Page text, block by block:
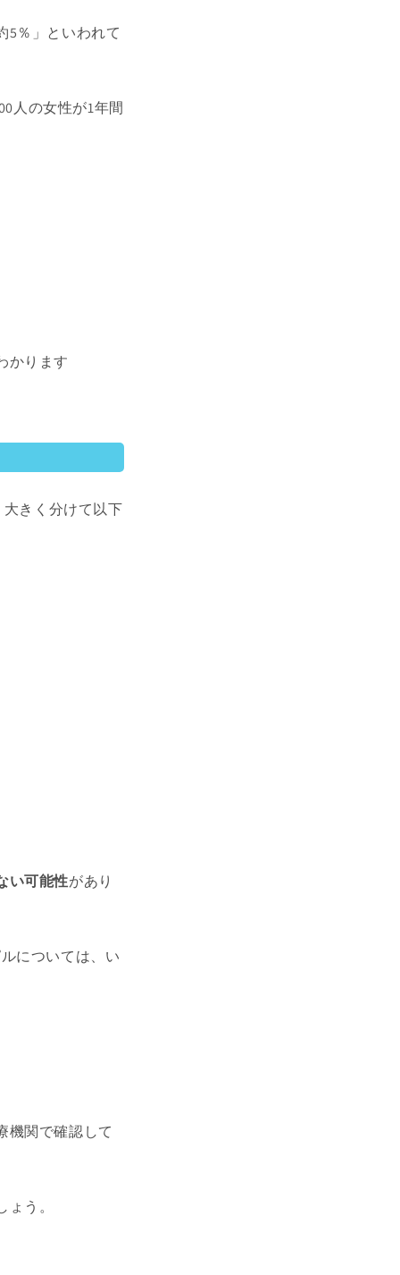
5％」といわれて
人の女性が1年間
かります
きく分けて以下
い可能性があり
については、い
機関で確認して
う。